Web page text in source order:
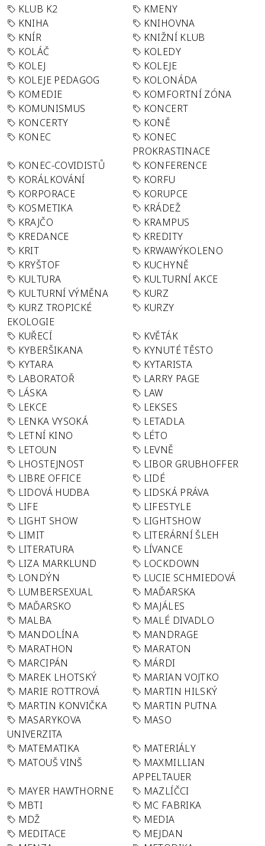
KLUB K2
KMENY
KNIHA
KNIHOVNA
KNÍR
KNIŽNÍ KLUB
KOLÁČ
KOLEDY
KOLEJ
KOLEJE
KOLEJE PEDAGOG
KOLONÁDA
KOMEDIE
KOMFORTNÍ ZÓNA
KOMUNISMUS
KONCERT
KONCERTY
KONĚ
KONEC
KONEC
PROKRASTINACE
KONEC-COVIDISTŮ
KONFERENCE
KORÁLKOVÁNÍ
KORFU
KORPORACE
KORUPCE
KOSMETIKA
KRÁDEŽ
KRAJČO
KRAMPUS
KREDANCE
KREDITY
KRIT
KRWAWÝKOLENO
KRYŠTOF
KUCHYNĚ
KULTURA
KULTURNÍ AKCE
KULTURNÍ VÝMĚNA
KURZ
KURZ TROPICKÉ
EKOLOGIE
KURZY
KUŘECÍ
KVĚTÁK
KYBERŠIKANA
KYNUTÉ TĚSTO
KYTARA
KYTARISTA
LABORATOŘ
LARRY PAGE
LÁSKA
LAW
LEKCE
LEKSES
LENKA VYSOKÁ
LETADLA
LETNÍ KINO
LÉTO
LETOUN
LEVNĚ
LHOSTEJNOST
LIBOR GRUBHOFFER
LIBRE OFFICE
LIDÉ
LIDOVÁ HUDBA
LIDSKÁ PRÁVA
LIFE
LIFESTYLE
LIGHT SHOW
LIGHTSHOW
LIMIT
LITERÁRNÍ ŠLEH
LITERATURA
LÍVANCE
LIZA MARKLUND
LOCKDOWN
LONDÝN
LUCIE SCHMIEDOVÁ
LUMBERSEXUAL
MAĎARSKA
MAĎARSKO
MAJÁLES
MALBA
MALÉ DIVADLO
MANDOLÍNA
MANDRAGE
MARATHON
MARATON
MARCIPÁN
MÁRDI
MAREK LHOTSKÝ
MARIAN VOJTKO
MARIE ROTTROVÁ
MARTIN HILSKÝ
MARTIN KONVIČKA
MARTIN PUTNA
MASARYKOVA
UNIVERZITA
MASO
MATEMATIKA
MATERIÁLY
MATOUŠ VINŠ
MAXMILLIAN
APPELTAUER
MAYER HAWTHORNE
MAZLÍČCI
MBTI
MC FABRIKA
MDŽ
MEDIA
MEDITACE
MEJDAN